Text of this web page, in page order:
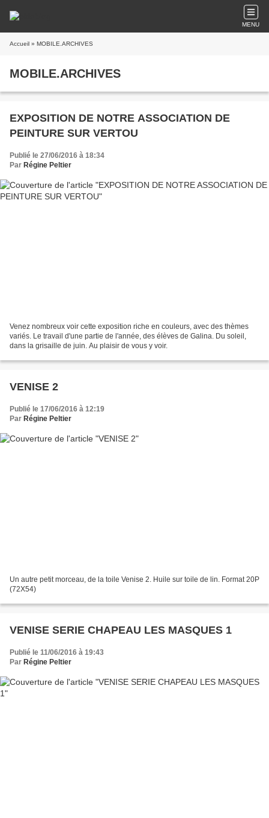
MENU
Accueil » MOBILE.ARCHIVES
MOBILE.ARCHIVES
EXPOSITION DE NOTRE ASSOCIATION DE
PEINTURE SUR VERTOU
Publié le 27/06/2016 à 18:34
Par Régine Peltier
Venez nombreux voir cette exposition riche en couleurs, avec des thèmes
variés. Le travail d'une partie de l'année, des élèves de Galina. Du soleil,
dans la grisaille de juin. Au plaisir de vous y voir.
VENISE 2
Publié le 17/06/2016 à 12:19
Par Régine Peltier
Un autre petit morceau, de la toile Venise 2. Huile sur toile de lin. Format 20P
(72X54)
VENISE SERIE CHAPEAU LES MASQUES 1
Publié le 11/06/2016 à 19:43
Par Régine Peltier